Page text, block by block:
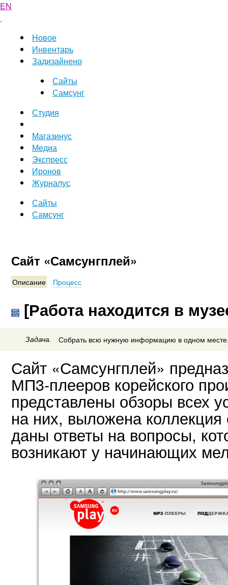
EN
Новое
Инвентарь
Задизайнено
Сайты
Самсунг
Студия
Магазинус
Медиа
Экспресс
Иронов
Журналус
Сайты
Самсунг
Сайт «Самсунгплей»
Описание Процесс
[Работа находится в
Задача. Собрать всю нужную информацию в одном
Сайт «Самсунгплей»
МП3-плееров корейского
представлены обзоры всех
на них, выложена
даны ответы на вопросы,
возникают у начинающих